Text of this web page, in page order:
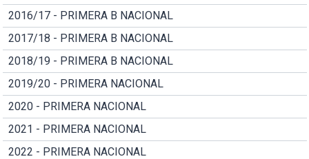
2016/17 - PRIMERA B NACIONAL
2017/18 - PRIMERA B NACIONAL
2018/19 - PRIMERA B NACIONAL
2019/20 - PRIMERA NACIONAL
2020 - PRIMERA NACIONAL
2021 - PRIMERA NACIONAL
2022 - PRIMERA NACIONAL